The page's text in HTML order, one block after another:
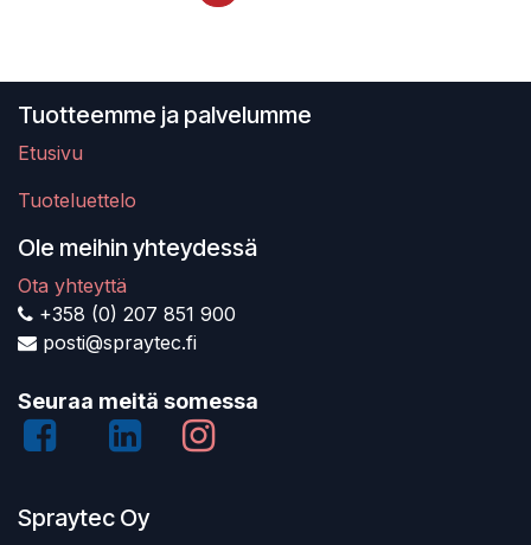
Tuotteemme ja palvelumme
Etusivu
Tuoteluettelo
Ole meihin yhteydessä
Ota yhteyttä
+358 (0) 207 851 900
posti@spraytec.fi
Seuraa meitä somessa
Spraytec Oy